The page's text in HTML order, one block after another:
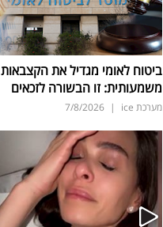
ביטוח לאומי מגדיל את הקצבאות
משמעותית: זו הבשורה לזכאים
מערכת ice |
7/8/2026